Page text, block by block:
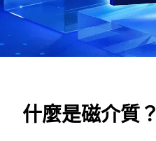
什麼是磁介質？